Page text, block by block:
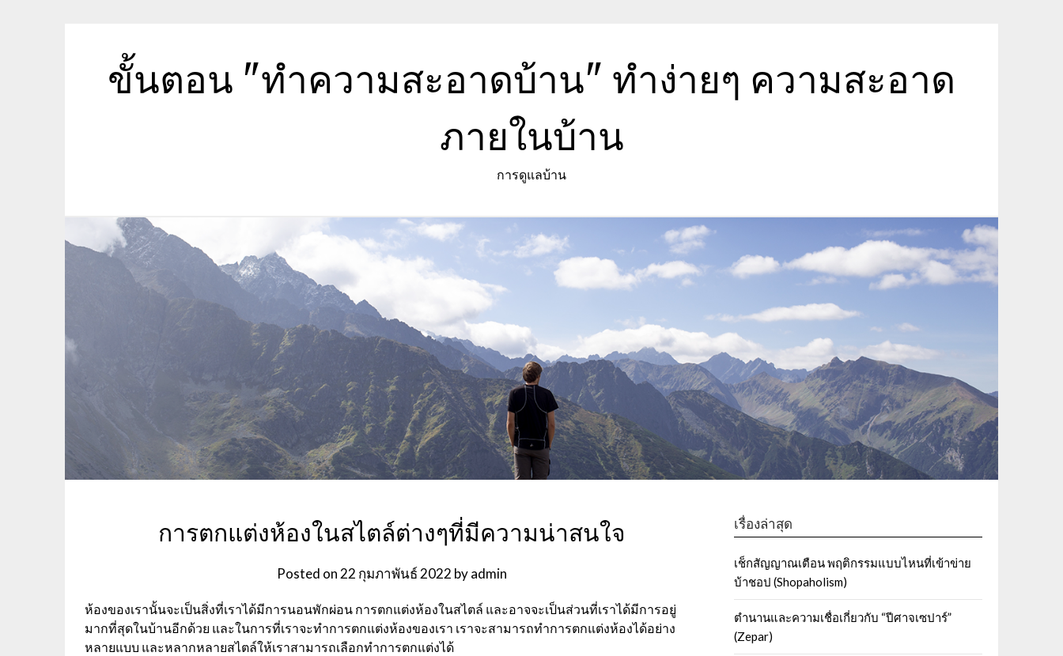
ขั้นตอน "ทำความสะอาดบ้าน" ทำง่ายๆ ความสะอาด
ภายในบ้าน
การดูแลบ้าน
การตกแต่งห้องในสไตล์ต่างๆที่มีความน่าสนใจ
Posted on22 กุมภาพันธ์ 2022 byadmin
ห้องของเรานั้นจะเป็นสิ่งที่เราได้มีการนอนพักผ่อน การตกแต่งห้องในสไตล์ และอาจจะเป็นส่วนที่เราได้มีการอยู่
มากที่สุดในบ้านอีกด้วย และในการที่เราจะทำการตกแต่งห้องของเรา เราจะสามารถทำการตกแต่งห้องได้อย่าง
หลายแบบ และหลากหลายสไตล์ให้เราสามารถเลือกทำการตกแต่งได้
เรื่องล่าสุด
เช็กสัญญาณเตือน พฤติกรรมแบบไหนที่เข้าข่าย
บ้าชอป (Shopaholism)
ตำนานและความเชื่อเกี่ยวกับ “ปีศาจเซปาร์”
(Zepar)